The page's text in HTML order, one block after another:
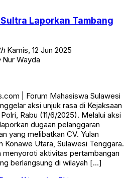
Laporkan Tambang
Kamis, 12 Jun 2025
Nur Wayda
| Forum Mahasiswa Sulawesi
aksi unjuk rasa di Kejaksaan
Rabu (11/6/2025). Melalui aksi
dugaan pelanggaran
yang melibatkan CV. Yulan
Konawe Utara, Sulawesi Tenggara.
menyoroti aktivitas pertambangan
berlangsung di wilayah […]